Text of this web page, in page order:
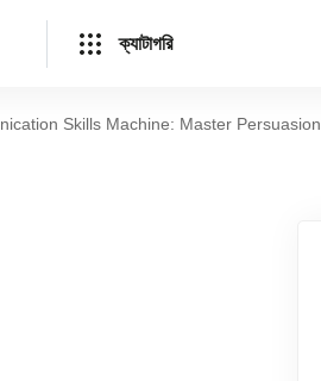
ক্যাটাগরি
Skills Machine: Master Persuasion